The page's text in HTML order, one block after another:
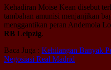
Kehadiran Moise Kean disebut
tambahan amunisi menjanjikan
menggantikan peran Andemola
RB Leipzig.
Baca Juga : Kehilangan Banyak
Negosiasi Real Madrid